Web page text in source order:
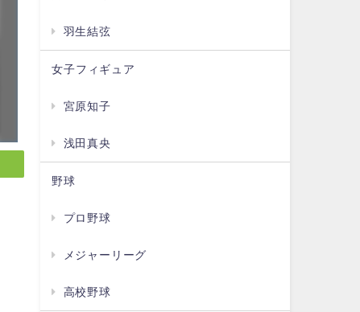
羽生結弦
女子フィギュア
宮原知子
浅田真央
野球
プロ野球
メジャーリーグ
高校野球